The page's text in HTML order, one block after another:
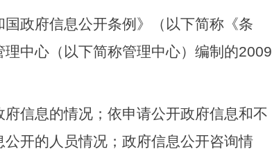
政府信息公开条例》（以下简称《条
中心（以下简称管理中心）编制的2009
信息的情况；依申请公开政府信息和不
开的人员情况；政府信息公开咨询情